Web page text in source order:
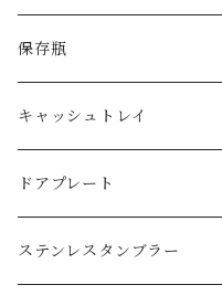
日本酒
フリーグラス
ジョッキグラス・ビアグラス
子供用グラス
タンブラー
ピアス
ネックレス
保存瓶
１リットル
３リットル
キャッシュトレイ
ドアプレート
ステンレスタンブラー